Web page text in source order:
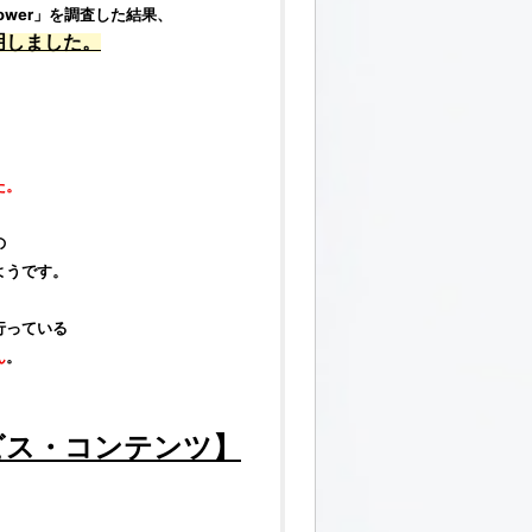
」を調査した結果、
ました。
です。
っている
。
・コンテンツ】